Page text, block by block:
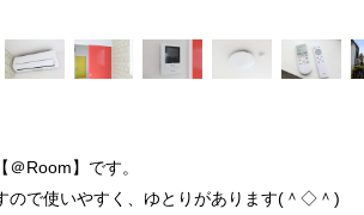
Room】です。
ので使いやすく、ゆとりがあります(＾◇＾)